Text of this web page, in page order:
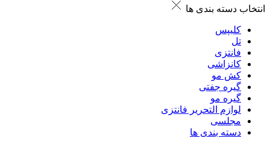
انتخاب دسته بندی ها
کلیپس
تل
فانتزی
کانزاشی
کش مو
گیره جفتی
گیره مو
لوازم التحریر فانتزی
مجلسی
دسته بندی ها